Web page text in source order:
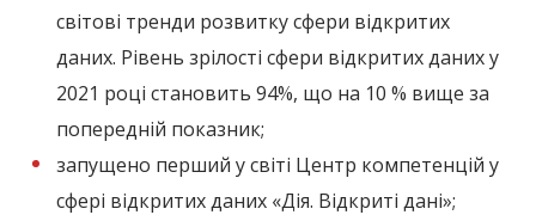
світові тренди розвитку сфери відкритих
даних. Рівень зрілості сфери відкритих даних у
2021 році становить 94%, що на 10 % вище за
попередній показник;
запущено перший у світі Центр компетенцій у
сфері відкритих даних «Дія. Відкриті дані»;